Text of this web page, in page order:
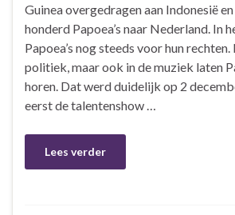
Guinea overgedragen aan Indonesië
honderd Papoea’s naar Nederland. In
Papoea’s nog steeds voor hun
politiek, maar ook in de muziek laten
horen. Dat werd duidelijk op 2
eerst de talentenshow …
Lees verder